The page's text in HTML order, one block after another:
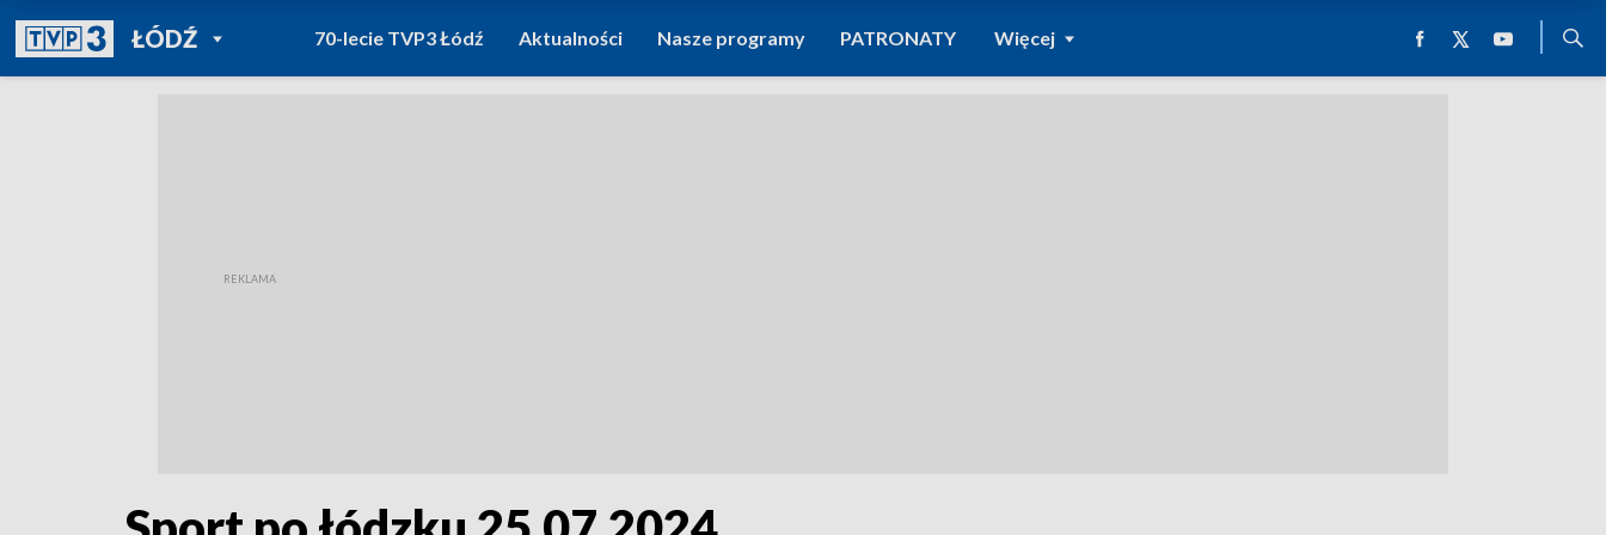
ŁÓDŹPOWRÓT DO
TVP REGIONY
70-lecie TVP3 Łódź Aktualności Nasze programy PATRONATY Więcej